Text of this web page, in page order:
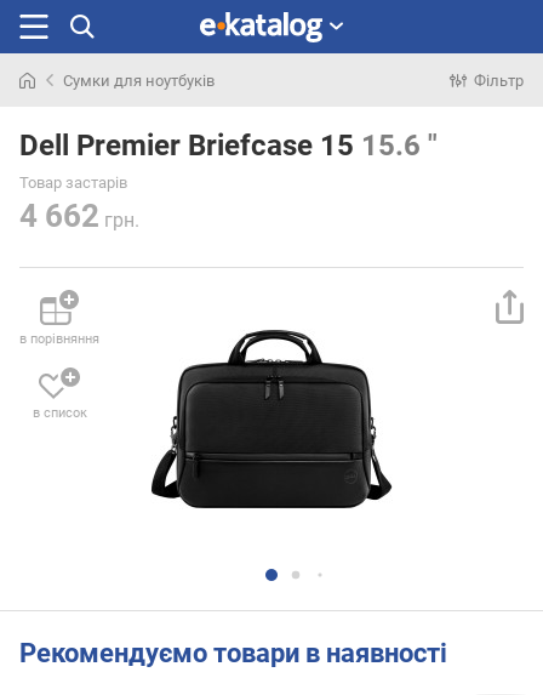
раніше
Сумки для ноутбуків Фільтр
Dell Premier Briefcase 15 15.6 "
Товар застарів
4 662 грн.
в порівняння
в список
Рекомендуємо товари в наявності